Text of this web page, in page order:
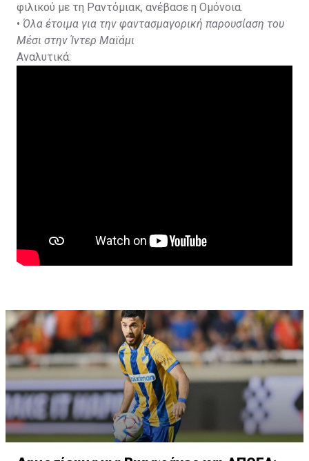
φιλικού με τη Ραντόμιακ, ανέβασε η Ομόνοια.
• Όλα έτοιμα για την φαντασμαγορική παρουσίαση του
Μέσι στην Ίντερ Μαϊάμι
Αναλυτικά: